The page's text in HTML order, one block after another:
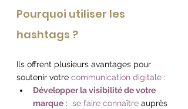
Pourquoi utiliser les
hashtags ?
Ils offrent plusieurs avantages pour
soutenir votre communication digitale :
Développer la visibilité de votre
marque : se faire connaître auprès